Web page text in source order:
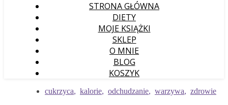
STRONA GŁÓWNA
DIETY
MOJE KSIĄŻKI
SKLEP
O MNIE
BLOG
KOSZYK
cukrzyca, kalorie, odchudzanie, warzywa, zdrowie